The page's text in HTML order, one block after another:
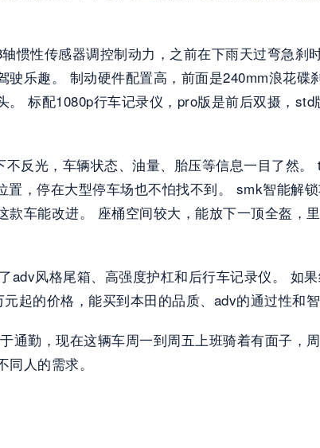
惯性传感器调控制动力，之前在下雨天过弯急
乐趣。 制动硬件配置高，前面是240mm浪花
标配1080p行车记录仪，pro版是前后双摄，
反光，车辆状态、油量、胎压等信息一目了然
，停在大型停车场也不怕找不到。 smk智能解
车能改进。 座桶空间较大，能放下一顶全盔，
风格尾箱、高强度护杠和后行车记录仪。 如
起的价格，能买到本田的品质、adv的通过性和
通勤，现在这辆车周一到周五上班骑着有面子，
同人的需求。